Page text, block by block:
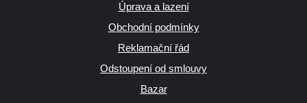
Úprava a lazení
Obchodní podmínky
Reklamační řád
Odstoupení od smlouvy
Bazar